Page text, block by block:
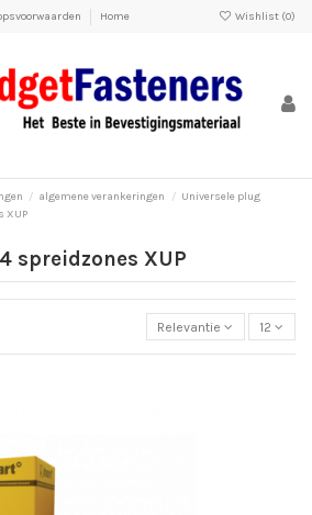
Home Wishlist (0)
algemene verankeringen
Universele plug
XUP
spreidzones XUP
Relevantie 12